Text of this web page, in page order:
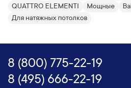
QUATTRO ELEMENTI
Мощные
Для натяжных потолков
8 (800) 775-22-19
8 (495) 666-22-19